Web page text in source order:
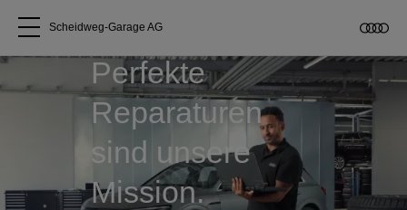
Alle Modelle
Audi kaufen
Scheidweg-Garage AG
Perfekte
Reparaturen
sind unsere
Mission.